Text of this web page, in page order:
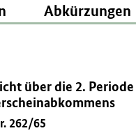
Abkürzungen
über die 2. Periode
262/65